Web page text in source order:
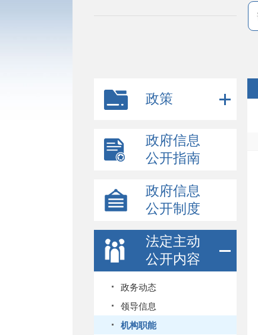
政策
政府信息
公开指南
政府信息
公开制度
法定主动
公开内容
政务动态
领导信息
机构职能